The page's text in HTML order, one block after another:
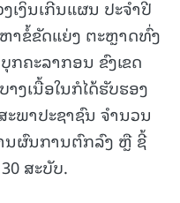
ເງິນເກີນແຜນ ປະຈໍາປີ
າຂໍ້ຂັດແຍ່ງ ຕະຫຼາດທົ່ງ
ຄະລາກອນ ຂົງເຂດ
ງເນື້ອໃນກໍໄດ້ຮັບຮອງ
ະພາປະຊາຊົນ ຈຳນວນ
ນຜົນການຕົກລົງ ຫຼື ຊີ້
ສະບັບ.